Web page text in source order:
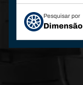
Pesquisar por
Dimensão